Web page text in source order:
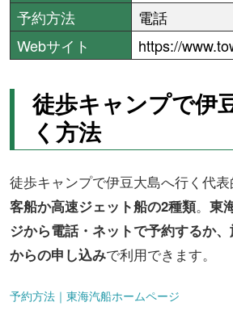
予約方法
電話
Webサイト
https://
徒歩キャンプで伊
く方法
徒歩キャンプで伊豆大島へ行く代表
客船か高速ジェット船の2種類。 東
ジから電話・ネットで予約するか
からの申し込みで利用できます。
予約方法｜ 東海汽船ホームページ